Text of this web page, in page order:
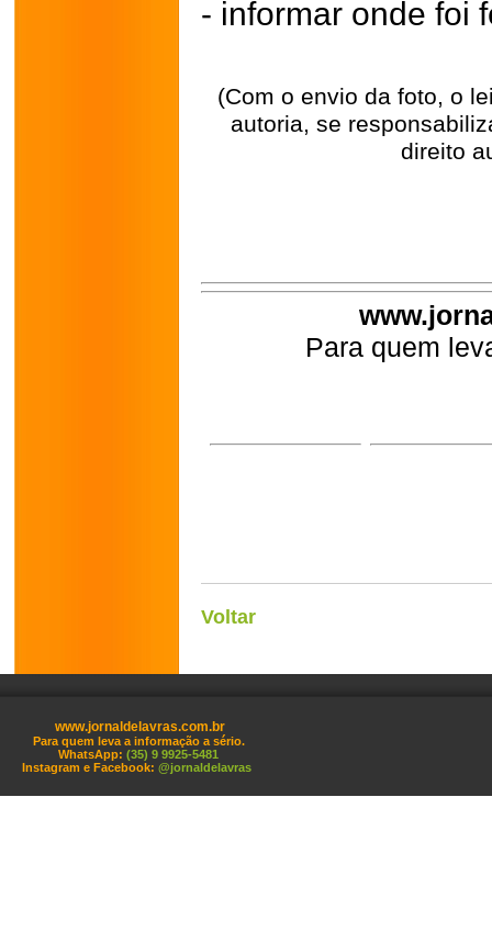
- informar onde foi
(Com o envio da foto, o
autoria, se
direito
Para quem
Voltar
www.jornaldelavras.com.br
Para quem leva a informação a sério.
WhatsApp: (35) 9 9925-5481
Instagram e Facebook: @jornaldelavras